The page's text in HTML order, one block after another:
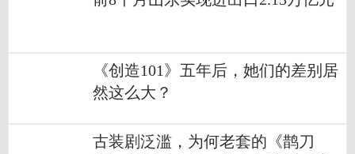
《创造101》五年后，她们的差别居
然这么大？
古装剧泛滥，为何老套的《鹊刀